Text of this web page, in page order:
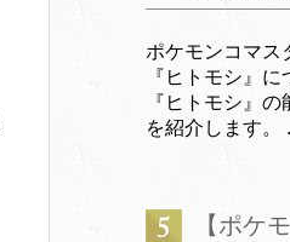
ポケモンコマス
『ヒトモシ』
『ヒトモシ』
を紹介します。
【ポケ